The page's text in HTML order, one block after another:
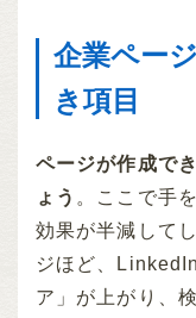
企業ペー
き項目
ページが作成で
ょう 。ここで手
効果が半減して
ジほど、
ア」が上がり、